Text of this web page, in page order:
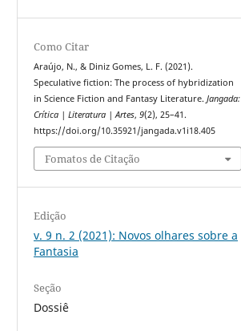
Como Citar
Araújo, N., & Diniz Gomes, L. F. (2021).
Speculative fiction: The process of hybridization
in Science Fiction and Fantasy Literature.Jangada:
Crítica | Literatura | Artes,9(2), 25–41.
https://doi.org/10.35921/jangada.v1i18.405
Fomatos de Citação
Edição
v. 9 n. 2 (2021): Novos olhares sobre a
Fantasia
Seção
Dossiê